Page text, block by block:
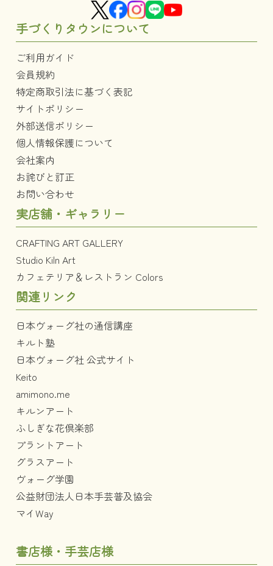
手づくりタウンについて
ご利用ガイド
会員規約
特定商取引法に基づく表記
サイトポリシー
外部送信ポリシー
個人情報保護について
会社案内
お詫びと訂正
お問い合わせ
実店舗・ギャラリー
CRAFTING ART GALLERY
Studio Kiln Art
カフェテリア＆レストラン Colors
関連リンク
日本ヴォーグ社の通信講座
キルト塾
日本ヴォーグ社 公式サイト
Keito
amimono.me
キルンアート
ふしぎな花倶楽部
プラントアート
グラスアート
ヴォーグ学園
公益財団法人日本手芸普及協会
マイWay
書店様・手芸店様